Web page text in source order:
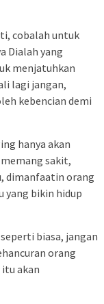
cobalah untuk
Dialah yang
menjatuhkan
lagi jangan,
kebencian demi
hanya akan
sakit,
dimanfaatin orang
yang bikin hidup
biasa, jangan
orang
akan